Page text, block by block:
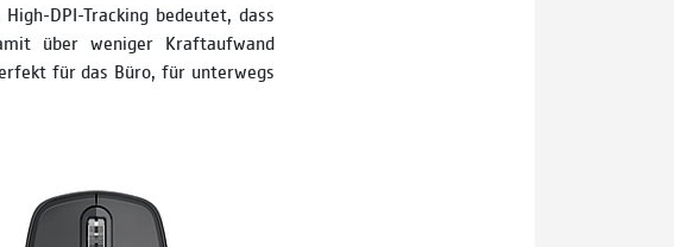
DPI-Tracking bedeutet, dass
über weniger Kraftaufwand
für das Büro, für unterwegs